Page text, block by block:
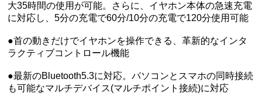
大35時間の使用が可能。さらに、イヤホン本体の急速充電
に対応し、5分の充電で60分/10分の充電で120分使用可能
●首の動きだけでイヤホンを操作できる、革新的なインタ
ラクティブコントロール機能
●最新のBluetooth5.3に対応。パソコンとスマホの同時接続
も可能なマルチデバイス(マルチポイント接続)に対応